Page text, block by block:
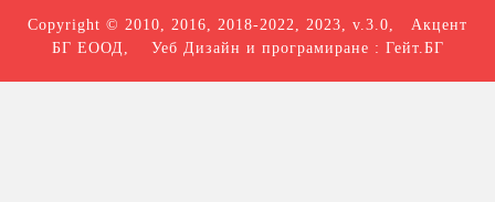
Copyright © 2010, 2016, 2018-2022, 2023, v.3.0, Акцент
БГ ЕООД , Уеб Дизайн и програмиране : Гейт.БГ